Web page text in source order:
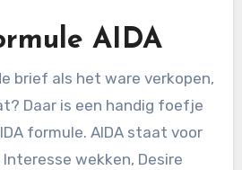
AIDA
brief als het ware verkopen,
Daar is een handig foefje
formule. AIDA staat voor
wekken, Desire